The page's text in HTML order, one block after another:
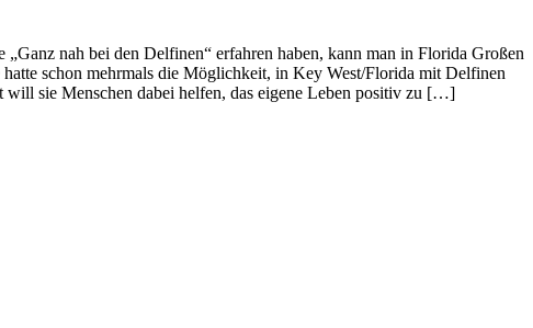
nah bei den Delfinen“ erfahren haben, kann man in Florida Großen
schon mehrmals die Möglichkeit, in Key West/Florida mit Delfinen
sie Menschen dabei helfen, das eigene Leben positiv zu […]